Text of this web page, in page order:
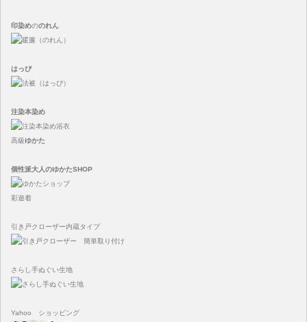
印染めののれん
はっぴ
注染本染め
高級ゆかた
個性派大人のゆかたSHOP
彩遊着
引き戸クローザー内蔵タイプ
さらし手ぬぐい生地
Yahoo ショッピング